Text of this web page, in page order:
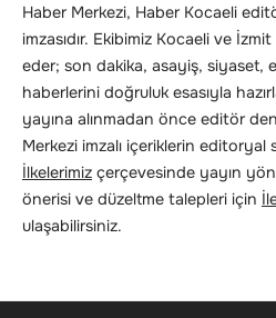
Haber Merkezi, Haber Kocaeli
imzasıdır. Ekibimiz Kocaeli ve
eder; son dakika, asayiş, siyaset,
haberlerini doğruluk esasıyla
yayına alınmadan önce editör
Merkezi imzalı içeriklerin editoryal
İlkelerimiz çerçevesinde yayın
önerisi ve düzeltme talepleri için
ulaşabilirsiniz.